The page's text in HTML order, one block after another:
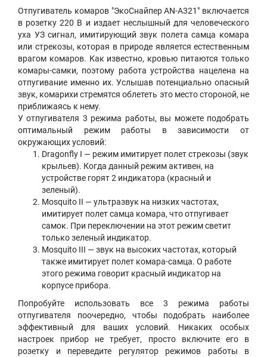
Отпугиватель комаров "ЭкоСнайпер AN-A321" включается
в розетку 220 В и издает неслышный для человеческого
уха УЗ сигнал, имитирующий звук полета самца комара
или стрекозы, которая в природе является естественным
врагом комаров. Как известно, кровью питаются только
комары-самки, поэтому работа устройства нацелена на
отпугивание именно их. Услышав потенциально опасный
звук, комарихи стремятся облететь это место стороной, не
приближаясь к нему.
У отпугивателя 3 режима работы, вы можете подобрать
оптимальный режим работы в зависимости от
окружающих условий:
Dragonfly I — режим имитирует полет стрекозы (звук
крыльев). Когда данный режим активен, на
устройстве горят 2 индикатора (красный и
зеленый).
Mosquito II — ультразвук на низких частотах,
имитирует полет самца комара, что отпугивает
самок. При переключении на этот режим светит
только зеленый индикатор.
Mosquito III — звук на высоких частотах, который
также имитирует полет комара-самца. О работе
этого режима говорит красный индикатор на
корпусе прибора.
Попробуйте использовать все 3 режима работы
отпугивателя поочередно, чтобы подобрать наиболее
эффективный для ваших условий. Никаких особых
настроек прибор не требует, просто включите его в
розетку и переведите регулятор режимов работы в